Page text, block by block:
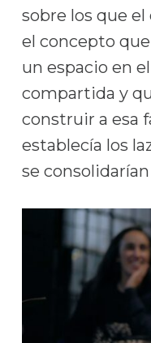
sobre los que
el concepto
un espacio en
compartida y
construir a esa
establecía los
se